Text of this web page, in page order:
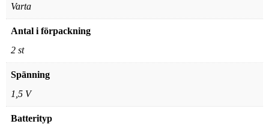
Varta
Antal i förpackning
2 st
Spänning
1,5 V
Batterityp